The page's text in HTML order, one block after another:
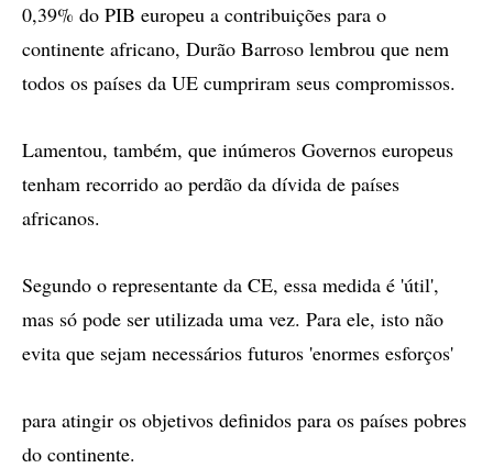
0,39% do PIB europeu a contribuições para o
continente africano, Durão Barroso lembrou que nem
todos os países da UE cumpriram seus compromissos.
Lamentou, também, que inúmeros Governos europeus
tenham recorrido ao perdão da dívida de países
africanos.
Segundo o representante da CE, essa medida é 'útil',
mas só pode ser utilizada uma vez. Para ele, isto não
evita que sejam necessários futuros 'enormes esforços'
para atingir os objetivos definidos para os países pobres
do continente.